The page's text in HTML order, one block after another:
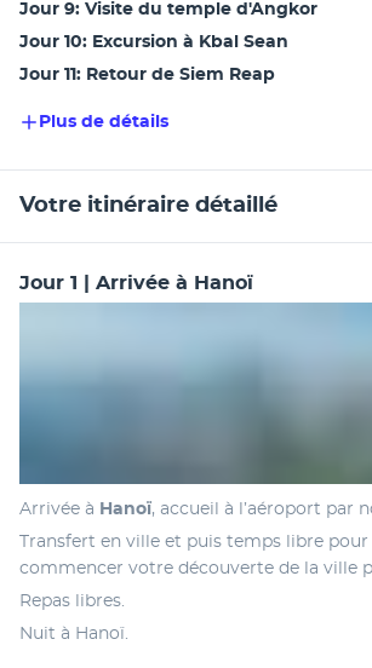
Jour 9: Visite du temple d'Angkor
Jour 10: Excursion à Kbal Sean
Jour 11: Retour de Siem Reap
Plus de détails
Votre itinéraire détaillé
Jour 1 | Arrivée à Hanoï
Arrivée à Hanoï, accueil à l’aéroport par
Transfert en ville et puis temps libre
commencer votre découverte de la ville
Repas libres.
Nuit à Hanoï.